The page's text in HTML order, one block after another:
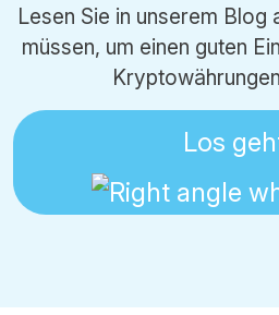
Lesen Sie in unserem Blog
müssen, um einen guten
Los